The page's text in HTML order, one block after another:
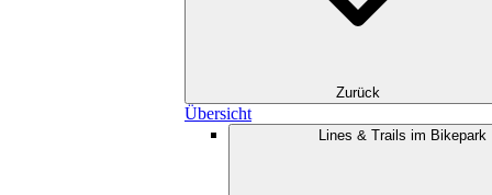
Zurück
Übersicht
Lines & Trails im Bikepark